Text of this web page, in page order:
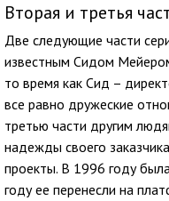
Вторая и третья
Две следующие части
известным Сидом
то время как Сид –
все равно дружеские
третью части другим
надежды своего
проекты. В 1996 году
году ее перенесли на